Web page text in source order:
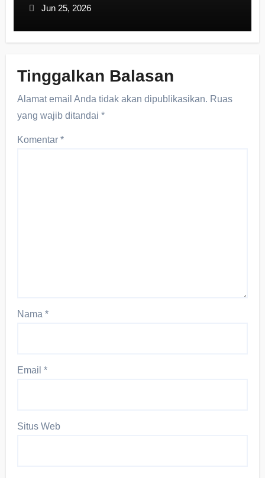
Jun 25, 2026
Tinggalkan Balasan
Alamat email Anda tidak akan dipublikasikan. Ruas
yang wajib ditandai*
Komentar*
Nama*
Email*
Situs Web